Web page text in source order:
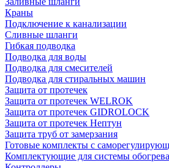
Краны
Подключение к канализации
Сливные шланги
Гибкая подводка
Подводка для воды
Подводка для смесителей
Подводка для стиральных машин
Защита от протечек
Защита от протечек WELROK
Защита от протечек GIDROLOCK
Защита от протечек Нептун
Защита труб от замерзания
Готовые комплекты с
Комплектующие для системы